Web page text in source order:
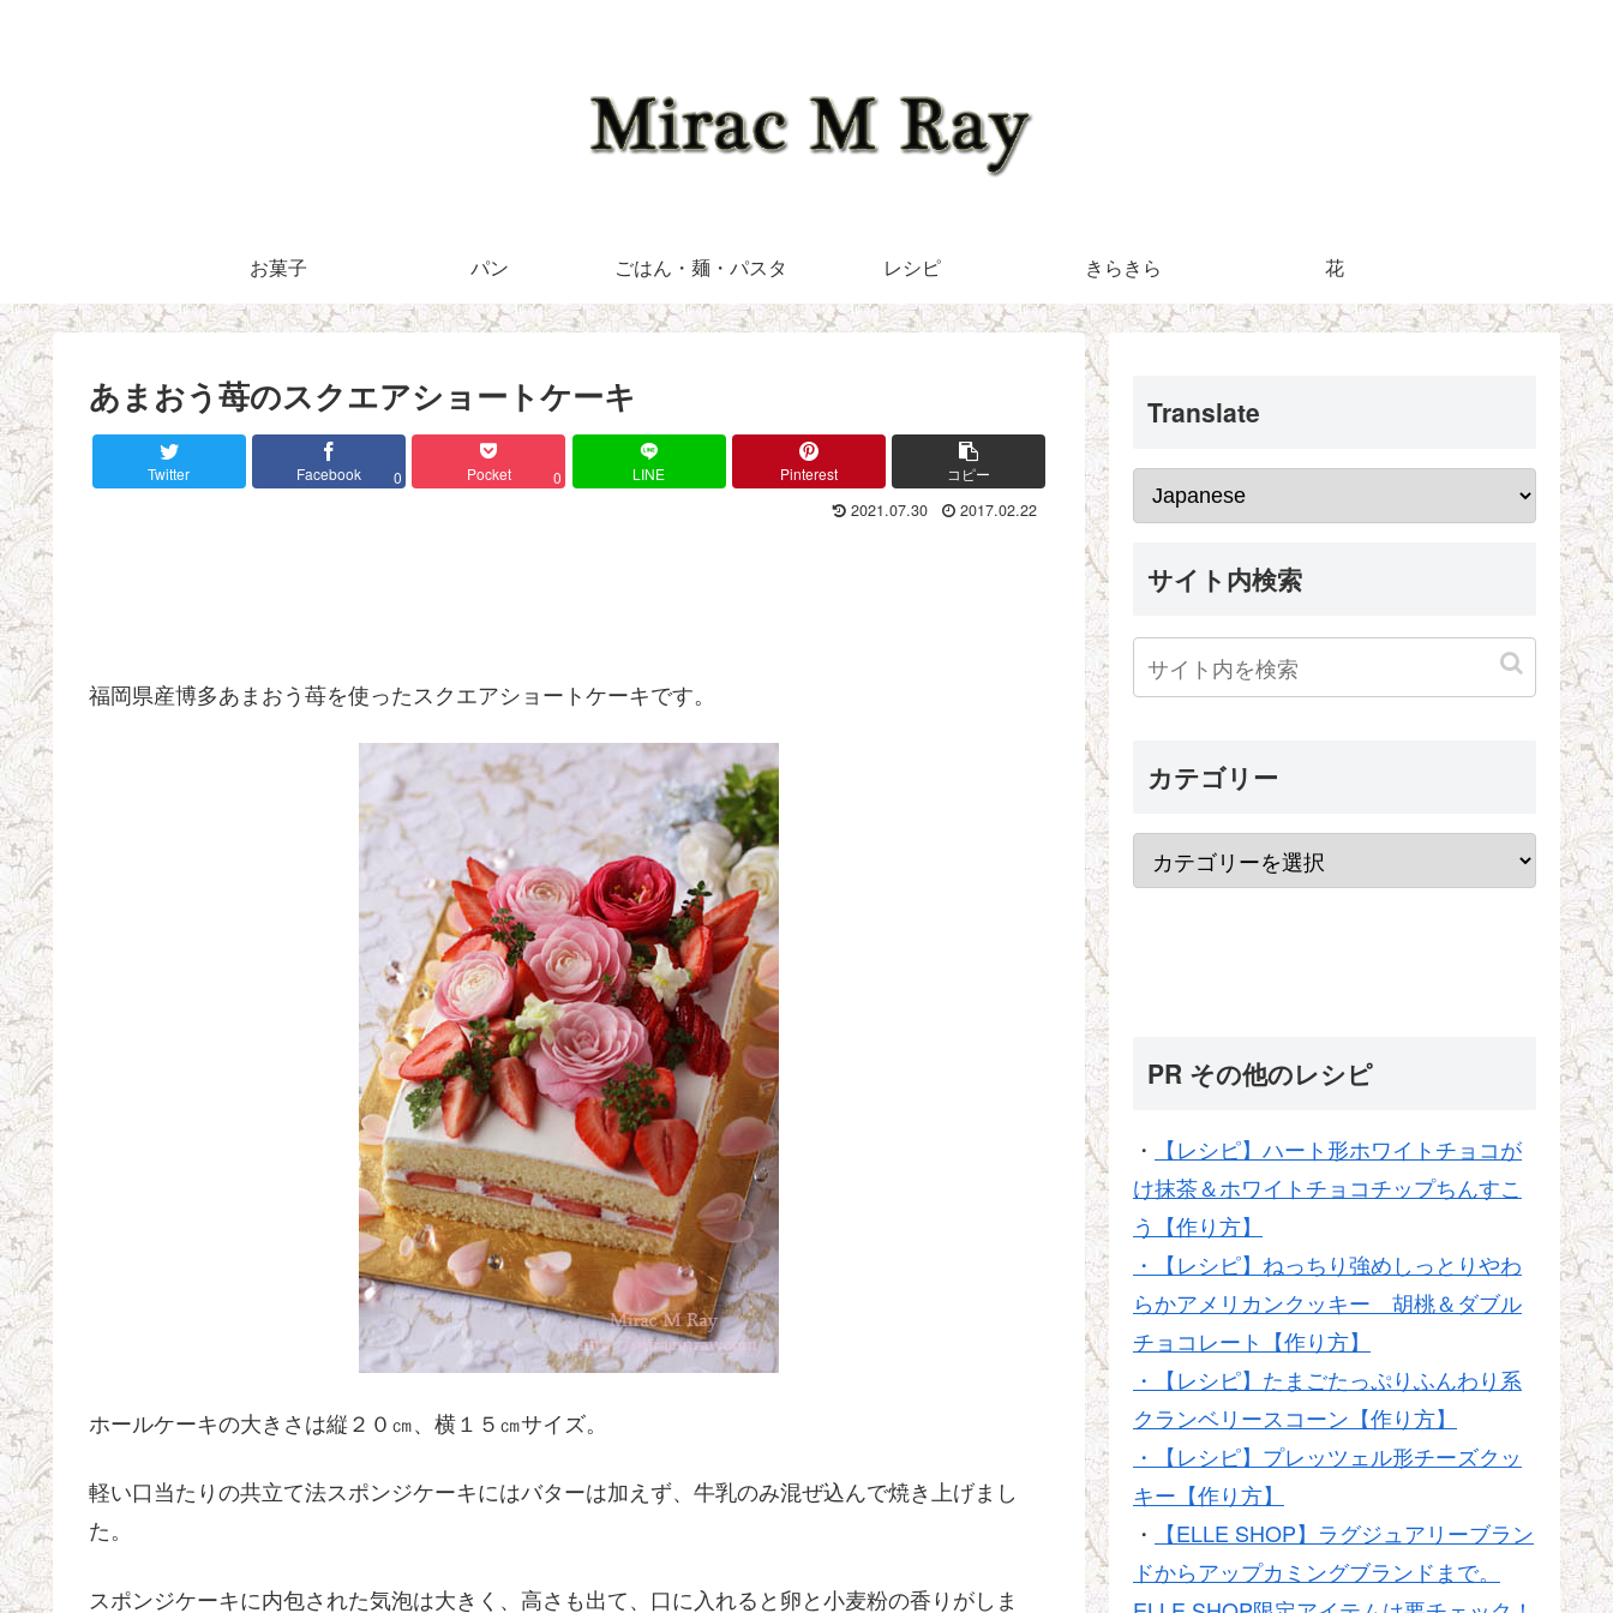
お菓子 パン ごはん・麺・パスタ レシピ きらきら 花
あまおう苺のスクエアショートケーキ
Twitter Facebook 0 Pocket 0 LINE Pinterest コピー
2021.07.30 2017.02.22
福岡県産博多あまおう苺を使ったスクエアショートケーキです。
ホールケーキの大きさは縦２０㎝、横１５㎝サイズ。
軽い口当たりの共立て法スポンジケーキにはバターは加えず、牛乳のみ混ぜ込んで焼き上げまし
た。
スポンジケーキに内包された気泡は大きく、高さも出て、口に入れると卵と小麦粉の香りがしま
Translate
サイト内検索
カテゴリー
PR その他のレシピ
・
【レシピ】ハート形ホワイトチョコが
け抹茶＆ホワイトチョコチップちんすこ
う【作り方】
・【レシピ】ねっちり強めしっとりやわ
らかアメリカンクッキー 胡桃＆ダブル
チョコレート【作り方】
・【レシピ】たまごたっぷりふんわり系
クランベリースコーン【作り方】
・【レシピ】プレッツェル形チーズクッ
キー【作り方】
・
【ELLE SHOP】ラグジュアリーブラン
ドからアップカミングブランドまで。